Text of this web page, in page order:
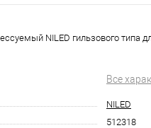
NILED гильзового типа
Все
NILED
512318